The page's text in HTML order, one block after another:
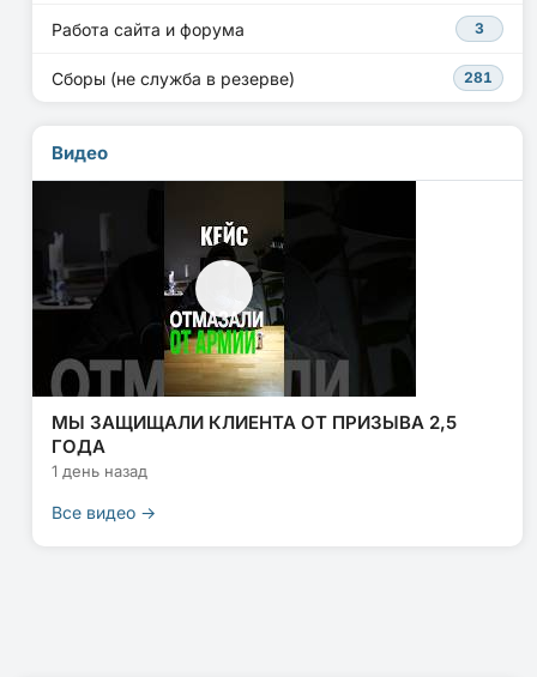
Работа сайта и форума 3
Сборы (не служба в резерве) 281
Видео
МЫ ЗАЩИЩАЛИ КЛИЕНТА ОТ ПРИЗЫВА 2,5
ГОДА
1 день назад
Все видео →